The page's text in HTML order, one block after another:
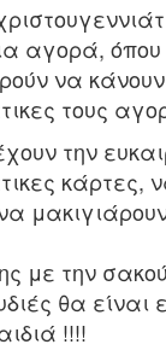
αγορά, όπου
να κάνουν
τους
την
κάρτες,
με την
θα είναι
!!!!